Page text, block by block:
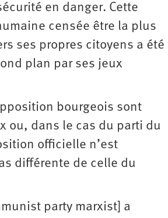
en danger. Cette
censée être la plus
ses propres citoyens a été
plan par ses jeux
bourgeois sont
ou, dans le cas du parti du
officielle n’est
différente de celle du
party marxist] a